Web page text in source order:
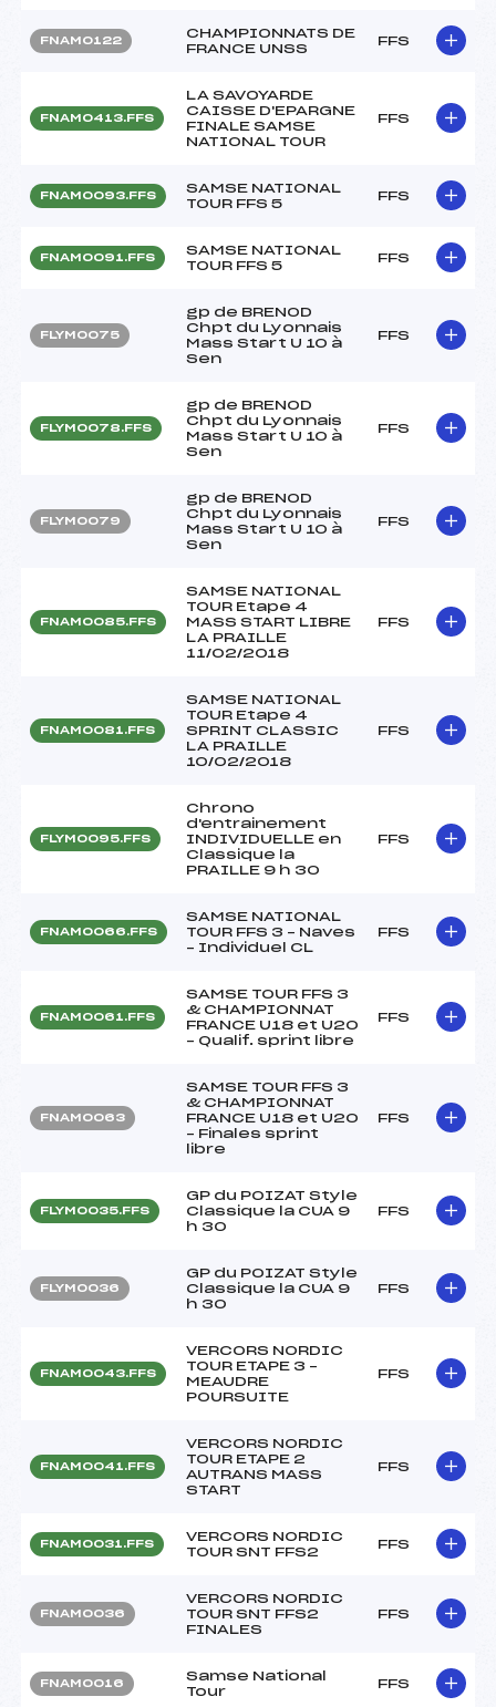
FNAM0122
CHAMPIONNATS DE
FRANCE UNSS
FFS
FNAM0413.FFS
LA SAVOYARDE
CAISSE D'EPARGNE
FINALE SAMSE
NATIONAL TOUR
FFS
FNAM0093.FFS
SAMSE NATIONAL
TOUR FFS 5
FFS
FNAM0091.FFS
SAMSE NATIONAL
TOUR FFS 5
FFS
FLYM0075
gp de BRENOD
Chpt du Lyonnais
Mass Start U 10 à
Sen
FFS
FLYM0078.FFS
gp de BRENOD
Chpt du Lyonnais
Mass Start U 10 à
Sen
FFS
FLYM0079
gp de BRENOD
Chpt du Lyonnais
Mass Start U 10 à
Sen
FFS
FNAM0085.FFS
SAMSE NATIONAL
TOUR Etape 4
MASS START LIBRE
LA PRAILLE
11/02/2018
FFS
FNAM0081.FFS
SAMSE NATIONAL
TOUR Etape 4
SPRINT CLASSIC
LA PRAILLE
10/02/2018
FFS
FLYM0095.FFS
Chrono
d'entrainement
INDIVIDUELLE en
Classique la
PRAILLE 9 h 30
FFS
FNAM0066.FFS
SAMSE NATIONAL
TOUR FFS 3 – Naves
– Individuel CL
FFS
FNAM0061.FFS
SAMSE TOUR FFS 3
& CHAMPIONNAT
FRANCE U18 et U20
– Qualif. sprint libre
FFS
FNAM0063
SAMSE TOUR FFS 3
& CHAMPIONNAT
FRANCE U18 et U20
– Finales sprint
libre
FFS
FLYM0035.FFS
GP du POIZAT Style
Classique la CUA 9
h 30
FFS
FLYM0036
GP du POIZAT Style
Classique la CUA 9
h 30
FFS
FNAM0043.FFS
VERCORS NORDIC
TOUR ETAPE 3 –
MEAUDRE
POURSUITE
FFS
FNAM0041.FFS
VERCORS NORDIC
TOUR ETAPE 2
AUTRANS MASS
START
FFS
FNAM0031.FFS
VERCORS NORDIC
TOUR SNT FFS2
FFS
FNAM0036
VERCORS NORDIC
TOUR SNT FFS2
FINALES
FFS
FNAM0016
Samse National
Tour
FFS